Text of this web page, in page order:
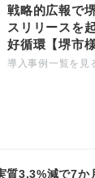
戦略的広報で
スリリースを
好循環【堺市様
導入事例一覧を見
質3.3%減で7